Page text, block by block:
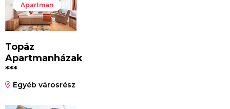
Apartman
Topáz
Apartmanházak
***
Egyéb városrész